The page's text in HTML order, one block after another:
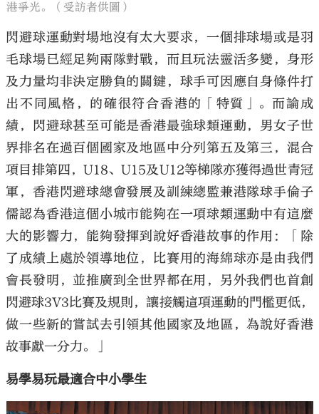
港爭光。（受訪者供圖）
閃避球運動對場地沒有太大要求，一個排球場或是羽
毛球場已經足夠兩隊對戰，而且玩法靈活多變，身形
及力量均非決定勝負的關鍵，球手可因應自身條件打
出不同風格，的確很符合香港的「特質」。而論成
績，閃避球甚至可能是香港最強球類運動，男女子世
界排名在過百個國家及地區中分列第五及第三，混合
項目排第四，U18、U15及U12等梯隊亦獲得過世青冠
軍，香港閃避球總會發展及訓練總監兼港隊球手倫子
儒認為香港這個小城市能夠在一項球類運動中有這麼
大的影響力，能夠發揮到說好香港故事的作用：「除
了成績上處於領導地位，比賽用的海綿球亦是由我們
會長發明，並推廣到全世界都在用，另外我們也首創
閃避球3V3比賽及規則，讓接觸這項運動的門檻更低，
做一些新的嘗試去引領其他國家及地區，為說好香港
故事獻一分力。」
易學易玩最適合中小學生